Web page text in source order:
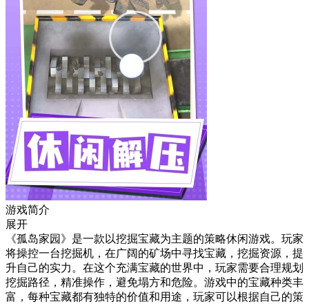
游戏简介
展开
《孤岛家园》是一款以挖掘宝藏为主题的策略休闲游戏。玩家
将操控一台挖掘机，在广阔的矿场中寻找宝藏，挖掘资源，提
升自己的实力。在这个充满宝藏的世界中，玩家需要合理规划
挖掘路径，精准操作，避免塌方和危险。游戏中的宝藏种类丰
富，每种宝藏都有独特的价值和用途，玩家可以根据自己的策